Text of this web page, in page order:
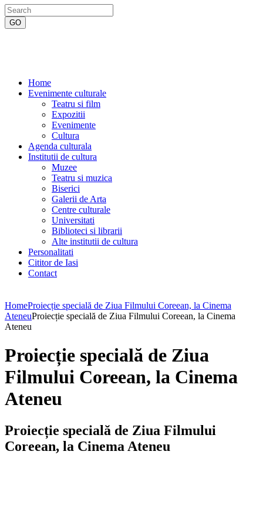
Home
Evenimente culturale
Teatru si film
Expozitii
Evenimente
Cultura
Agenda culturala
Institutii de cultura
Muzee
Teatru si muzica
Biserici
Galerii de Arta
Centre culturale
Universitati
Biblioteci si librarii
Alte institutii de cultura
Personalitati
Cititor de Iasi
Contact
HomeProiecție specială de Ziua Filmului Coreean, la Cinema
AteneuProiecție specială de Ziua Filmului Coreean, la Cinema
Ateneu
Proiecție specială de Ziua
Filmului Coreean, la Cinema
Ateneu
Proiecție specială de Ziua Filmului
Coreean, la Cinema Ateneu